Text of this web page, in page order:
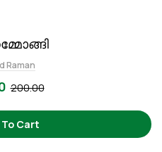
Raman
200.00
To Cart